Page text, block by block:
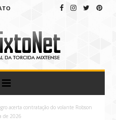
acerta contratação do volante Robson
de 2026